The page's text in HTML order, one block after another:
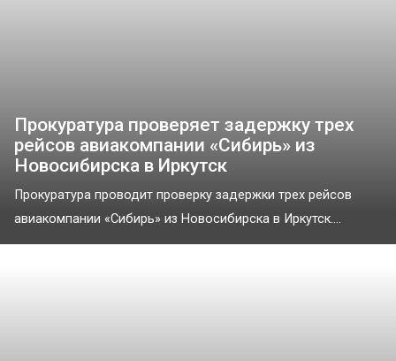
Прокуратура проверяет задержку трех
рейсов авиакомпании «Сибирь» из
Новосибирска в Иркутск
Прокуратура проводит проверку задержки трех рейсов
авиакомпании «Сибирь» из Новосибирска в Иркутск....